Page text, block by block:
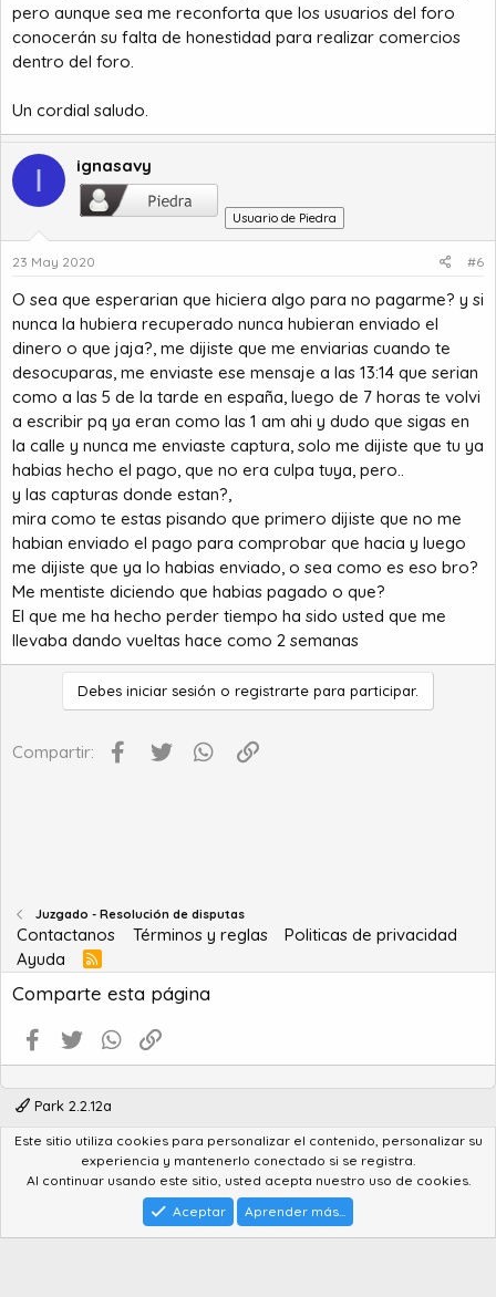
pero aunque sea me reconforta que los usuarios del foro
conocerán su falta de honestidad para realizar comercios
dentro del foro.
Un cordial saludo.
I ignasavy
Usuario de Piedra
23 May 2020 #6
O sea que esperarian que hiciera algo para no pagarme? y si
nunca la hubiera recuperado nunca hubieran enviado el
dinero o que jaja?, me dijiste que me enviarias cuando te
desocuparas, me enviaste ese mensaje a las 13:14 que serian
como a las 5 de la tarde en españa, luego de 7 horas te volvi
a escribir pq ya eran como las 1 am ahi y dudo que sigas en
la calle y nunca me enviaste captura, solo me dijiste que tu ya
habias hecho el pago, que no era culpa tuya, pero..
y las capturas donde estan?,
mira como te estas pisando que primero dijiste que no me
habian enviado el pago para comprobar que hacia y luego
me dijiste que ya lo habias enviado, o sea como es eso bro?
Me mentiste diciendo que habias pagado o que?
El que me ha hecho perder tiempo ha sido usted que me
llevaba dando vueltas hace como 2 semanas
Debes iniciar sesión o registrarte para participar.
Compartir: Facebook
Twitter WhatsApp
Juzgado - Resolución de disputas
Contactanos Términos y reglas
Politicas de privacidad
Ayuda
R
S
S
Comparte esta página
Facebook
Twitter WhatsApp
Park 2.2.12a
Community platform by XenForo® © 2010-2022 XenForo Ltd.
Advanced Forum Stats by AddonFlare - Premium XF2 Addons
Feedback SystembyXenCentral.com
StylesFactory.pl
Este sitio utiliza cookies para personalizar el contenido, personalizar su
experiencia y mantenerlo conectado si se registra.
Al continuar usando este sitio, usted acepta nuestro uso de cookies.
Aceptar
Aprender más...